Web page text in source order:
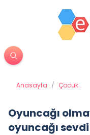
Anasayfa / Çocuk
Oyuncağı
oyuncağı sevdi